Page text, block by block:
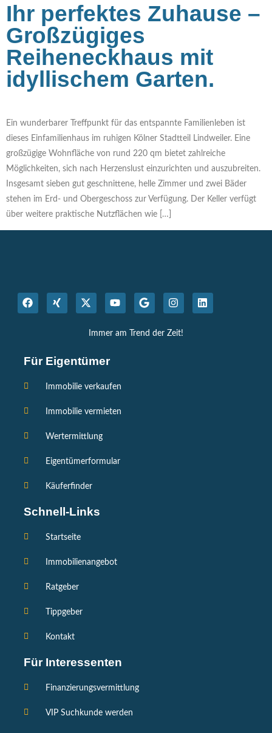
Ihr perfektes Zuhause –
Großzügiges
Reiheneckhaus mit
idyllischem Garten.
Ein wunderbarer Treffpunkt für das entspannte Familienleben ist
dieses Einfamilienhaus im ruhigen Kölner Stadtteil Lindweiler. Eine
großzügige Wohnfläche von rund 220 qm bietet zahlreiche
Möglichkeiten, sich nach Herzenslust einzurichten und auszubreiten.
Insgesamt sieben gut geschnittene, helle Zimmer und zwei Bäder
stehen im Erd- und Obergeschoss zur Verfügung. Der Keller verfügt
über weitere praktische Nutzflächen wie […]
Immer am Trend der Zeit!
Für Eigentümer
Immobilie verkaufen
Immobilie vermieten
Wertermittlung
Eigentümerformular
Käuferfinder
Schnell-Links
Startseite
Immobilienangebot
Ratgeber
Tippgeber
Kontakt
Für Interessenten
Finanzierungsvermittlung
VIP Suchkunde werden